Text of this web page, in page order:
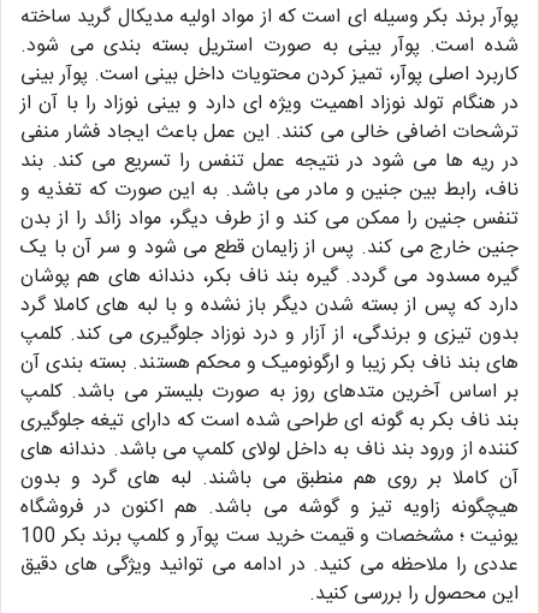
پوآر برند بکر وسیله ای است که از مواد اولیه مدیکال گرید ساخته
شده است. پوآر بینی به صورت استریل بسته بندی می شود.
کاربرد اصلی پوآر، تمیز کردن محتویات داخل بینی است. پوآر بینی
در هنگام تولد نوزاد اهمیت ویژه ای دارد و بینی نوزاد را با آن از
ترشحات اضافی خالی می کنند. این عمل باعث ایجاد فشار منفی
در ریه ها می شود در نتیجه عمل تنفس را تسریع می کند. بند
ناف، رابط بین جنین و مادر می باشد. به این صورت که تغذیه و
تنفس جنین را ممکن می کند و از طرف دیگر، مواد زائد را از بدن
جنین خارج می کند. پس از زایمان قطع می شود و سر آن با یک
گیره مسدود می گردد. گیره بند ناف بکر، دندانه های هم پوشان
دارد که پس از بسته شدن دیگر باز نشده و با لبه های کاملا گرد
بدون تیزی و برندگی، از آزار و درد نوزاد جلوگیری می کند. کلمپ
های بند ناف بکر زیبا و ارگونومیک و محکم هستند. بسته بندی آن
بر اساس آخرین متدهای روز به صورت بلیستر می باشد. کلمپ
بند ناف بکر به گونه ای طراحی شده است که دارای تیغه جلوگیری
کننده از ورود بند ناف به داخل لولای کلمپ می باشد. دندانه های
آن کاملا بر روی هم منطبق می باشند. لبه های گرد و بدون
هیچگونه زاویه تیز و گوشه می باشد. هم اکنون در فروشگاه
یونیت ؛ مشخصات و قیمت خرید ست پوآر و کلمپ برند بکر 100
عددی را ملاحظه می کنید. در ادامه می توانید ویژگی های دقیق
این محصول را بررسی کنید.